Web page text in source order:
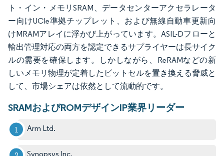
ト・イン・メモリSRAM、データセンターアクセラレータ
ー向けUCIe準拠チップレット、および無線自動車更新向
けMRAMアレイに浮かび上がっています。ASIL-Dフローと
輸出管理対応の両方を認定できるサプライヤーは長サイク
ルの需要を確保します。しかしながら、ReRAMなどの新
しいメモリ物理が定着したビットセルを置き換える脅威と
して、市場シェアは依然として流動的です。
SRAMおよびROMデザインIP業界リーダー
Arm Ltd.
Synopsys Inc.